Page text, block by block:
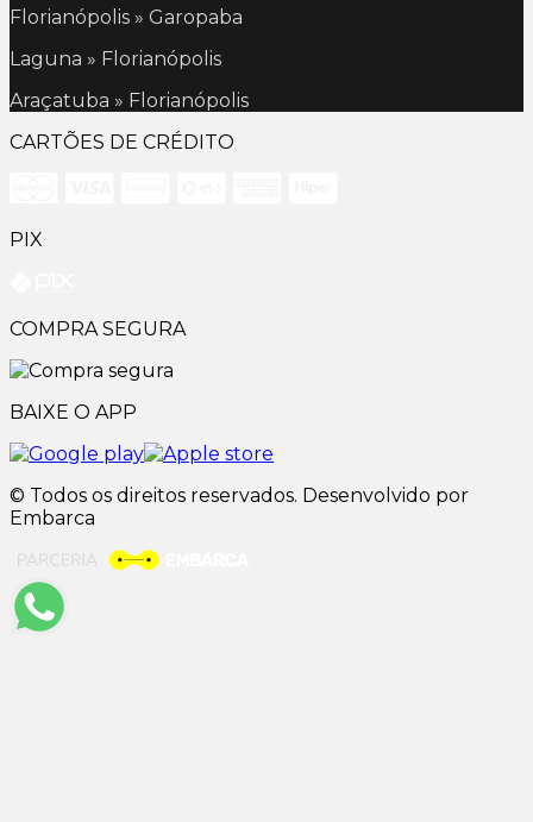
Florianópolis » Garopaba
Laguna » Florianópolis
Araçatuba » Florianópolis
CARTÕES DE CRÉDITO
PIX
COMPRA SEGURA
BAIXE O APP
© Todos os direitos reservados. Desenvolvido por
Embarca